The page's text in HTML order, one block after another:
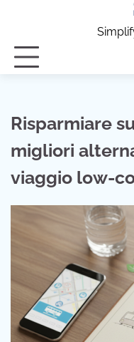
Risparmiare
migliori
viaggio low-